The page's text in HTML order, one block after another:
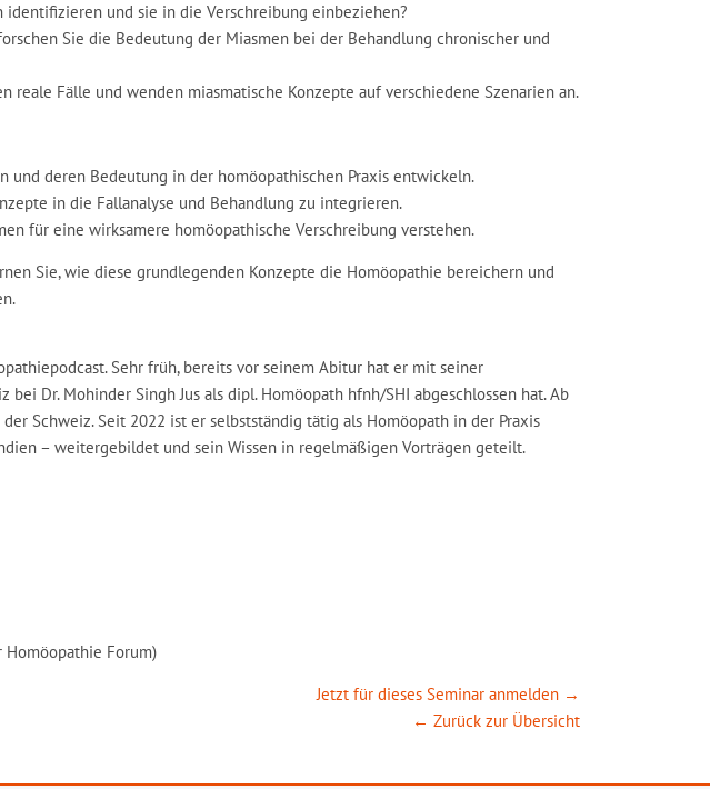
identifizieren und sie in die Verschreibung einbeziehen?
Sie die Bedeutung der Miasmen bei der Behandlung chronischer und
reale Fälle und wenden miasmatische Konzepte auf verschiedene Szenarien an.
und deren Bedeutung in der homöopathischen Praxis entwickeln.
in die Fallanalyse und Behandlung zu integrieren.
für eine wirksamere homöopathische Verschreibung verstehen.
Sie, wie diese grundlegenden Konzepte die Homöopathie bereichern und
Sehr früh, bereits vor seinem Abitur hat er mit seiner
Dr. Mohinder Singh Jus als dipl. Homöopath hfnh/SHI abgeschlossen hat. Ab
Schweiz. Seit 2022 ist er selbstständig tätig als Homöopath in der Praxis
– weitergebildet und sein Wissen in regelmäßigen Vorträgen geteilt.
Forum)
Jetzt für dieses Seminar anmelden →
← Zurück zur Übersicht